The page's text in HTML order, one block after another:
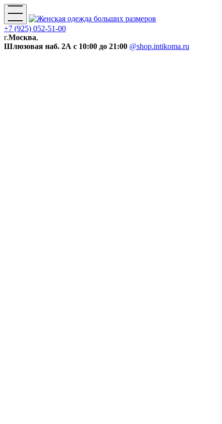
+7 (925) 052-51-00
г.Москва,
Шлюзовая наб. 2А с 10:00 до 21:00 @shop.intikoma.ru